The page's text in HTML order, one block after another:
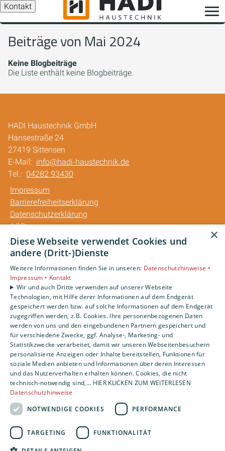
Kontakt
Beiträge von Mai 2024
Keine Blogbeiträge
Die Liste enthält keine Blogbeiträge.
HADI Haustechnik GmbH
Hansestraße 24
27419 Sittensen
E-Mail: info@hadi-haustechnik.de
Tel.: 04282 93430
Impressum
Barrierefreiheitserklärung
Datenschutzerklärung
AGB
Unsere Bereiche
Gewerbekunden
Karriere
Unternehmen
Kontakt
×
Diese Webseite verwendet Cookies und
andere (Dritt-)Dienste
Weitere Informationen finden Sie in unseren: Datenschutzhinweise •
Impressum • Kontakt
Wir und auch Dritte verwenden auf unserer Webseite
Technologien, mit Hilfe derer Informationen auf dem Endgerät
gespeichert werden bzw. auf solche Informationen auf dem Endgerät
zugegriffen werden, z.B. Cookies. Ihre personenbezogenen Daten
werden von uns und den eingebundenen Partnern gespeichert und
für verschiedene Zwecke, ggf. Analyse-, Marketing- und
Statistikzwecke verarbeitet, damit wir unseren Webseitenbesuchern
personalisierte Anzeigen oder Inhalte bereitstellen, Funktionen für
soziale Medien anbieten und Informationen über deren Interessen
und das Nutzerverhalten erhalten können. Cookies, die nicht
technisch-notwendig sind,... HIER KLICKEN ZUM WEITERLESEN
Datenschutzhinweise
NOTWENDIGE COOKIES
PERFORMANCE
TARGETING FUNKTIONALITÄT